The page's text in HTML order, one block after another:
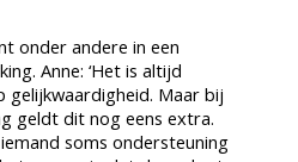
onder andere in een
Anne: ‘Het is altijd
Maar bij
geldt dit nog eens extra.
soms ondersteuning